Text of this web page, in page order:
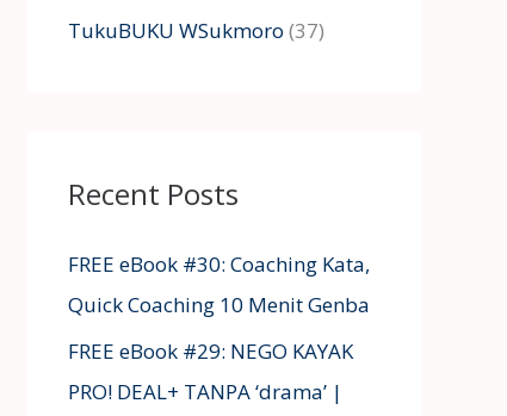
TukuBUKU WSukmoro (37)
Recent Posts
FREE eBook #30: Coaching Kata,
Quick Coaching 10 Menit Genba
FREE eBook #29: NEGO KAYAK
PRO! DEAL+ TANPA ‘drama’ |